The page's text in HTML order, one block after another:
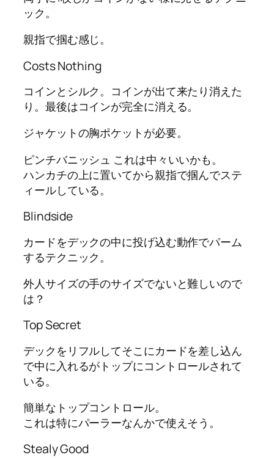
ック。
親指で掴む感じ。
Costs Nothing
コインとシルク。コインが出て来たり消えた
り。最後はコインが完全に消える。
ジャケットの胸ポケットが必要。
ピンチバニッシュ これは中々いいかも。
ハンカチの上に置いてから親指で掴んでステ
ィールしている。
Blindside
カードをデックの中に投げ込む動作でパーム
するテクニック。
外人サイズの手のサイズでないと難しいので
は？
Top Secret
デックをリフルしてそこにカードを差し込ん
で中に入れるがトップにコントロールされて
いる。
簡単なトップコントロール。
これは特にパーラーなんかで使えそう。
Stealy Good